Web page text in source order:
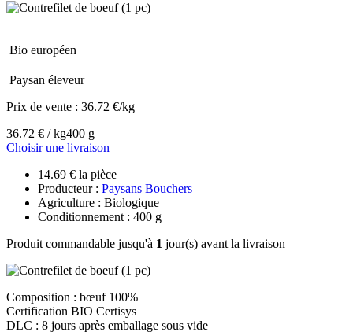
Bio européen
Paysan éleveur
Prix de vente : 36.72 €/kg
36.72 € / kg400 g
Choisir une livraison
14.69 € la pièce
Producteur : Paysans Bouchers
Agriculture : Biologique
Conditionnement : 400 g
Produit commandable jusqu'à 1 jour(s) avant la livraison
Composition : bœuf 100%
Certification BIO Certisys
DLC : 8 jours après emballage sous vide